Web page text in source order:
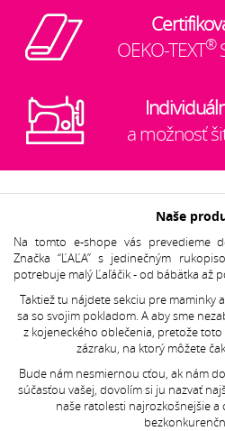
OEKO-TEXT®
a možnosť
Naše
Na tomto e-shope vás prevedieme
Značka “ĽAĽA” s jedinečným
potrebuje malý Ľaľáčik - od bábätka až
Taktiež tu nájdete sekciu pre maminky
sa so svojim pokladom. A aby sme
z kojeneckého oblečenia, pretože
zázraku, na ktorý môžete
Bude nám nesmiernou cťou, ak nám
súčasťou vašej, dovolím si ju nazvať
naše ratolesti najrozkošnejšie